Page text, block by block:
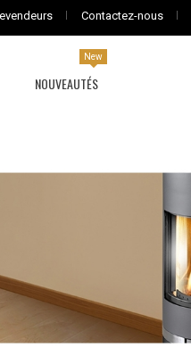
Contactez-nous
NOUVEAUTÉS
New